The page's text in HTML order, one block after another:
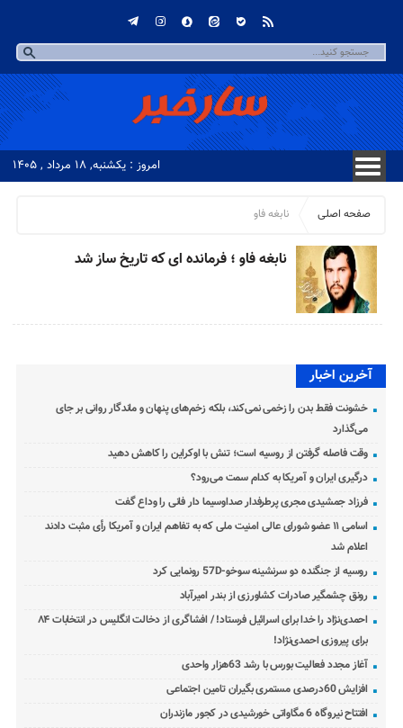
امروز : یکشنبه, ۱۸ مرداد , ۱۴۰۵
صفحه اصلی نابغه فاو
نابغه فاو ؛ فرمانده ای که تاریخ ساز شد
آخرین اخبار
خشونت فقط بدن را زخمی نمی‌کند، بلکه زخم‌های پنهان و ماندگار روانی بر جای
می‌گذارد
وقت فاصله گرفتن از روسیه است؛ تنش با اوکراین را کاهش دهید
درگیری ایران و آمریکا به کدام سمت می‌رود؟
فرزاد جمشیدی مجری پرطرفدار صداوسیما دار فانی را وداع گفت
اسامی ۱۱ عضو شورای عالی امنیت ملی که به تفاهم ایران و آمریکا رأی مثبت دادند
اعلام شد
روسیه از جنگنده دو سرنشینه سوخو-57D رونمایی کرد
رونق چشمگیر صادرات کشاورزی از بندر امیرآباد
احمدی‌نژاد را خدا برای اسرائیل فرستاد! / افشاگری از دخالت انگلیس در انتخابات ۸۴
برای پیروزی احمدی‌نژاد!
آغاز مجدد فعالیت بورس با رشد 63هزار واحدی
افزایش 60درصدی مستمری بگیران تامین اجتماعی
افتتاح نیروگاه 6 مگاواتی خورشیدی در کجور مازندران